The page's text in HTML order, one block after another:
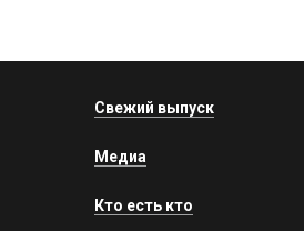
Свежий выпуск
Медиа
Кто есть кто